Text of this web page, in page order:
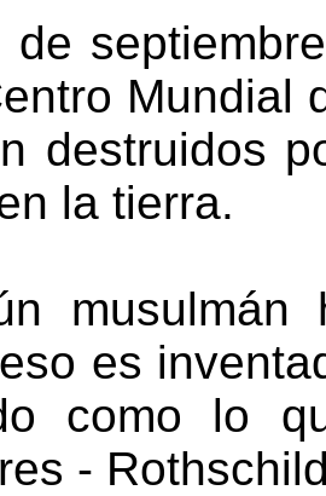
de
Mundial
destruidos
la tierra.
es
como lo
-